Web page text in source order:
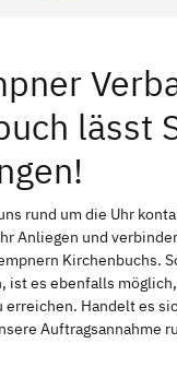
lässt
rund um die Uhr
Anliegen und
Kirchenbuchs.
ist es ebenfalls
erreichen. Handelt es
Auftragsannahme